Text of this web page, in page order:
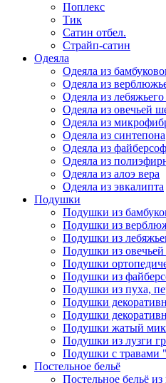
Поплекс
Тик
Сатин отбел.
Страйп-сатин
Одеяла
Одеяла из
Одеяла из
Одеяла из лебяжьего
Одеяла из овечьей
Одеяла из
Одеяла из синтепона
Одеяла из
Одеяла из
Одеяла из алоэ вера
Одеяла из эвкалипта
Подушки
Подушки из
Подушки из
Подушки из
Подушки из овечьей
Подушки
Подушки из
Подушки из пуха,
Подушки
Подушки
Подушки жатый
Подушки из лузги
Подушки с травами
Постельное бельё
Постельное бельё